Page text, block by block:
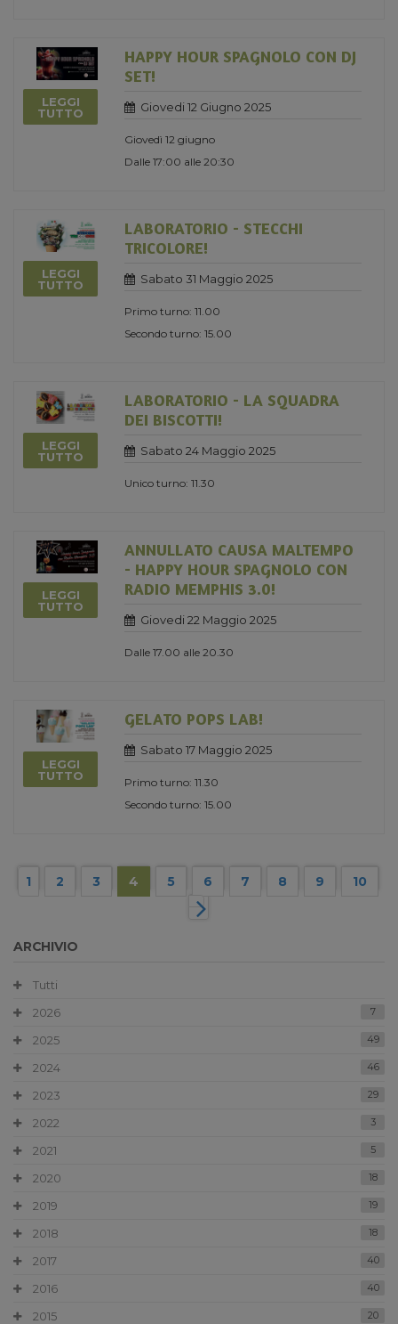
LEGGI
TUTTO
HAPPY HOUR SPAGNOLO CON DJ
SET!
Giovedi 12 Giugno 2025
Giovedì 12 giugno
Dalle 17:00 alle 20:30
LEGGI
TUTTO
LABORATORIO - STECCHI
TRICOLORE!
Sabato 31 Maggio 2025
Primo turno: 11.00
Secondo turno: 15.00
LEGGI
TUTTO
LABORATORIO - LA SQUADRA
DEI BISCOTTI!
Sabato 24 Maggio 2025
Unico turno: 11.30
LEGGI
TUTTO
ANNULLATO CAUSA MALTEMPO
- HAPPY HOUR SPAGNOLO CON
RADIO MEMPHIS 3.0!
Giovedi 22 Maggio 2025
Dalle 17.00 alle 20.30
LEGGI
TUTTO
GELATO POPS LAB!
Sabato 17 Maggio 2025
Primo turno: 11.30
Secondo turno: 15.00
1 2 3 4 5 6 7 8 9 10
ARCHIVIO
Tutti
2026
7
2025 49
2024 46
2023 29
2022 3
2021 5
2020 18
2019 19
2018 18
2017 40
2016 40
2015 20